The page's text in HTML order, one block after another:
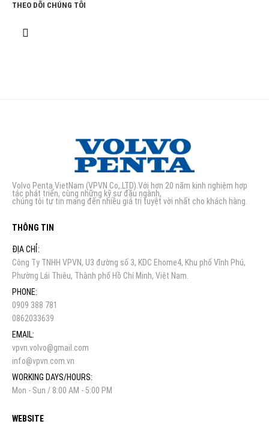
THEO DÕI CHÚNG TÔI
Volvo Penta VietNam (VPVN Co,.LTD).Với hơn 20 năm kinh nghiệm hợp
tác phát triển, cùng những kỹ sư đầu ngành,
chúng tôi tự tin mang đến nhiều giá trị tuyệt vời nhất cho khách hàng.
THÔNG TIN
ĐỊA CHỈ:
Công Ty TNHH VPVN, U3 đường số 3, KDC Ehome4, Khu phố Vĩnh Phú,
Phường Lái Thiêu, Thành phố Hồ Chí Minh, Việt Nam.
PHONE:
0909 388 781
0862033639
EMAIL:
vpvn.volvo@gmail.com
info@vpvn.com.vn
WORKING DAYS/HOURS:
Mon - Sun / 8:00 AM - 5:00 PM
WEBSITE